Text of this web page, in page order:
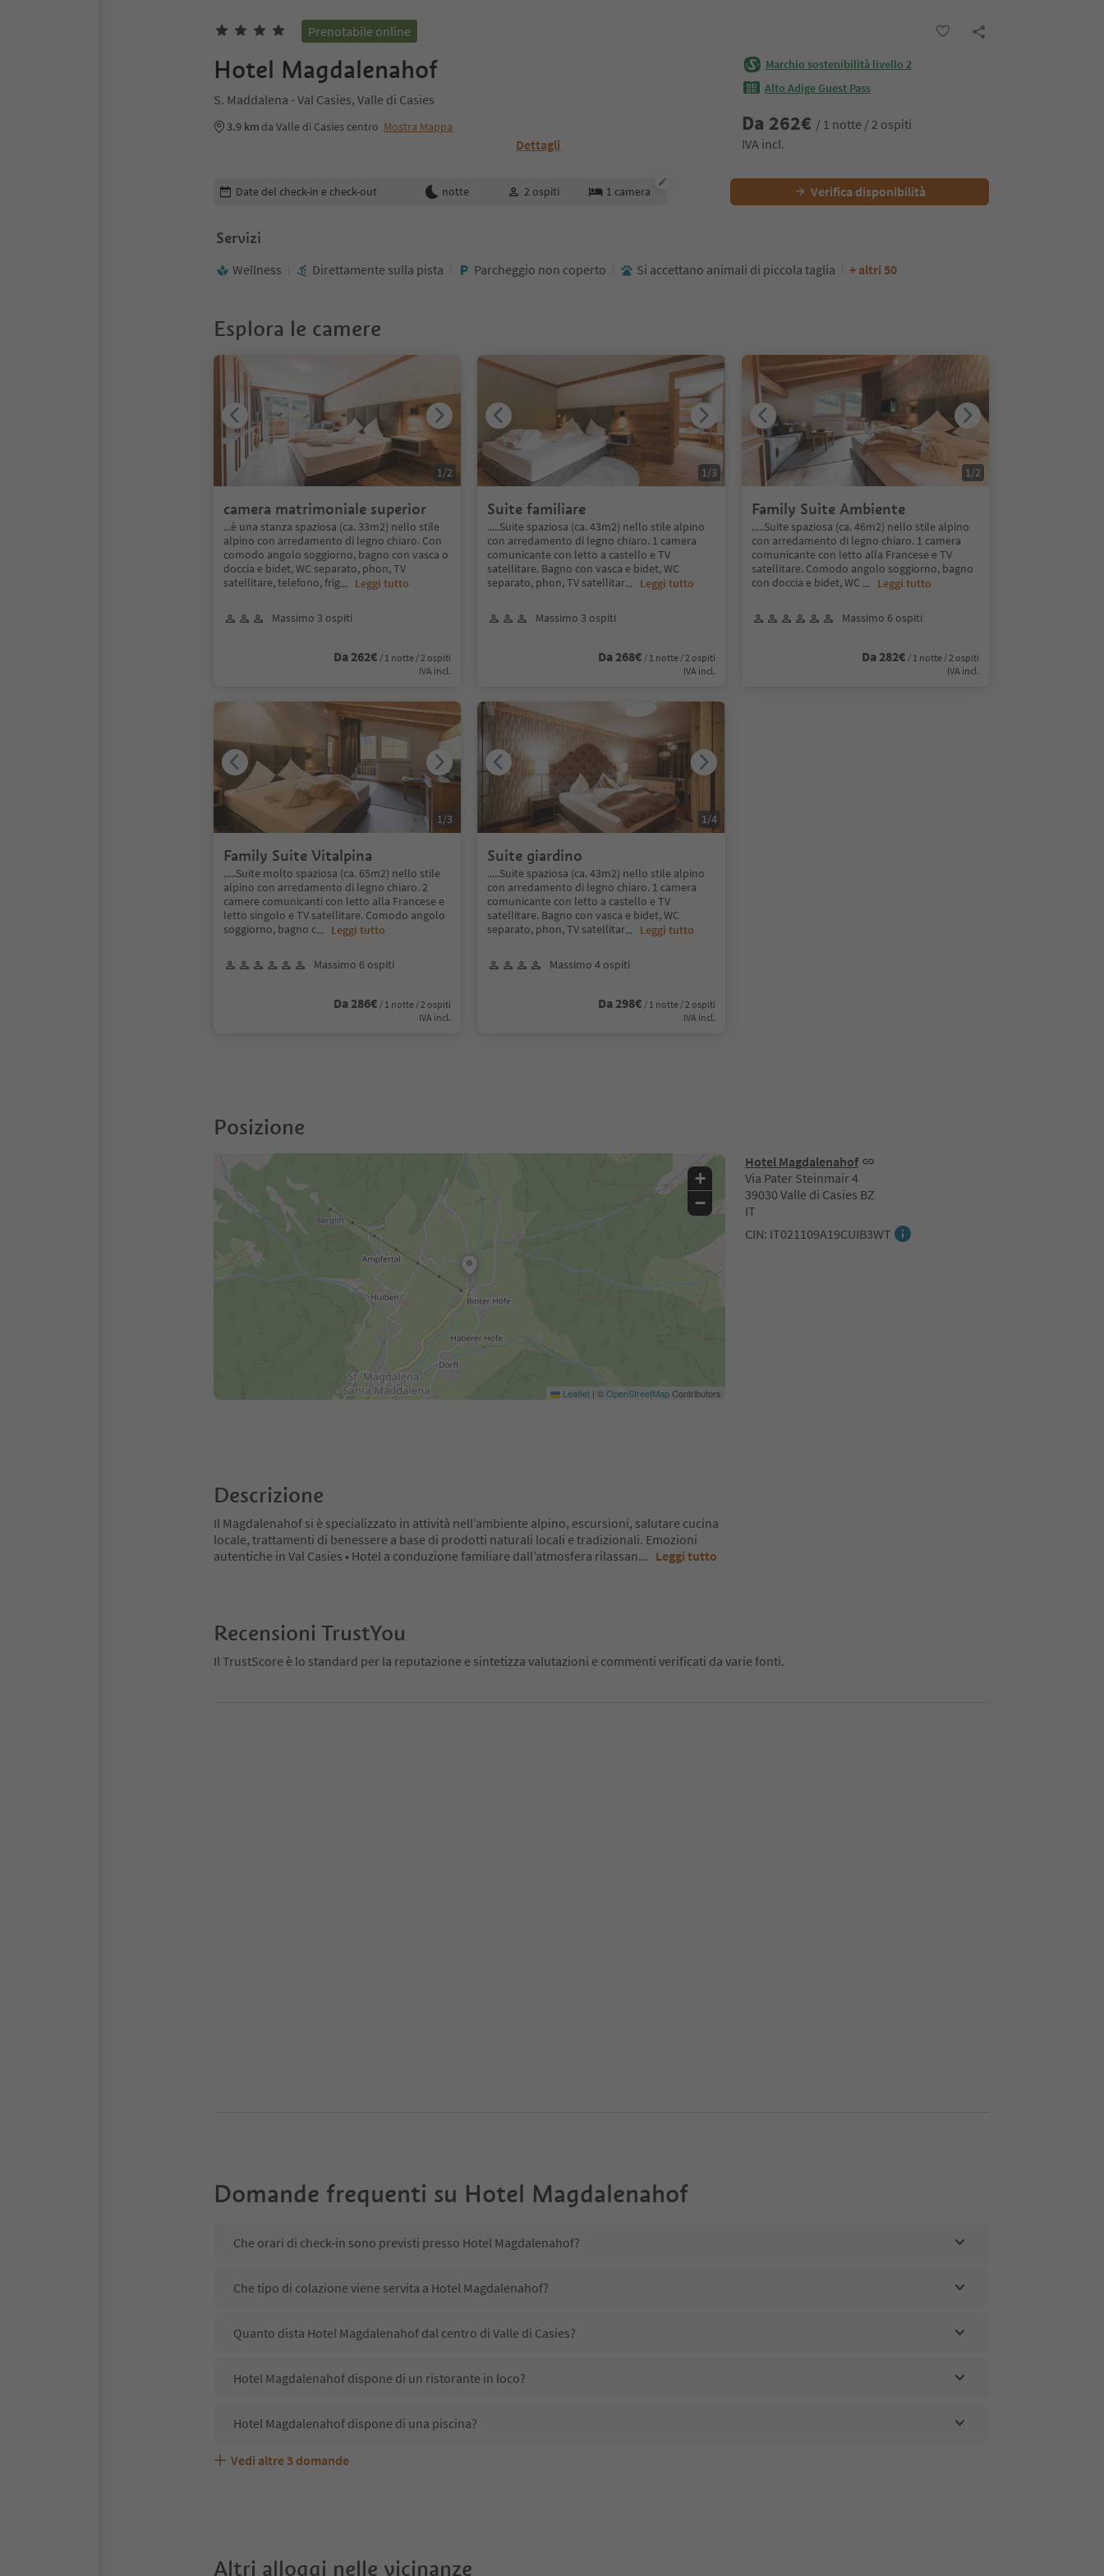
Prenotabile online
Hotel Magdalenahof
S. Maddalena - Val Casies, Valle di Casies
3.9 km da Valle di Casies centro Mostra Mappa
Dettagli
Marchio sostenibilità livello 2
Alto Adige Guest Pass
Da 262€ / 1 notte / 2 ospiti
IVA incl.
Modifica i dettagli della prenotazione
Date del check-in e check-out notte 2 ospiti 1 camera Verifica disponibilità
Servizi
Wellness Direttamente sulla pista Parcheggio non coperto Si accettano animali di piccola taglia + altri 50
Esplora le camere
camera matrimoniale superior
...è una stanza spaziosa (ca. 33m2) nello stile
alpino con arredamento di legno chiaro. Con
comodo angolo soggiorno, bagno con vasca o
doccia e bidet, WC separato, phon, TV
satellitare, telefono, frig... Leggi tutto
Massimo 3 ospiti
Da 262€ / 1 notte / 2 ospiti
IVA incl.
1/2
Suite familiare
.....Suite spaziosa (ca. 43m2) nello stile alpino
con arredamento di legno chiaro. 1 camera
comunicante con letto a castello e TV
satellitare. Bagno con vasca e bidet, WC
separato, phon, TV satellitar... Leggi tutto
Massimo 3 ospiti
Da 268€ / 1 notte / 2 ospiti
IVA incl.
1/3
Family Suite Ambiente
.....Suite spaziosa (ca. 46m2) nello stile alpino
con arredamento di legno chiaro. 1 camera
comunicante con letto alla Francese e TV
satellitare. Comodo angolo soggiorno, bagno
con doccia e bidet, WC ... Leggi tutto
Massimo 6 ospiti
Da 282€ / 1 notte / 2 ospiti
IVA incl.
1/2
Family Suite Vitalpina
.....Suite molto spaziosa (ca. 65m2) nello stile
alpino con arredamento di legno chiaro. 2
camere comunicanti con letto alla Francese e
letto singolo e TV satellitare. Comodo angolo
soggiorno, bagno c... Leggi tutto
Massimo 6 ospiti
Da 286€ / 1 notte / 2 ospiti
IVA incl.
1/3
Suite giardino
.....Suite spaziosa (ca. 43m2) nello stile alpino
con arredamento di legno chiaro. 1 camera
comunicante con letto a castello e TV
satellitare. Bagno con vasca e bidet, WC
separato, phon, TV satellitar... Leggi tutto
Massimo 4 ospiti
Da 298€ / 1 notte / 2 ospiti
IVA incl.
1/4
Posizione
Hotel Magdalenahof
Via Pater Steinmair 4
39030 Valle di Casies BZ
IT
CIN: IT021109A19CUIB3WT
+
−
Leaflet | ©OpenStreetMapContributors
Descrizione
Il Magdalenahof si è specializzato in attività nell’ambiente alpino, escursioni, salutare cucina
locale, trattamenti di benessere a base di prodotti naturali locali e tradizionali. Emozioni
autentiche in Val Casies • Hotel a conduzione familiare dall’atmosfera rilassan... Leggi tutto
Recensioni TrustYou
Il TrustScore è lo standard per la reputazione e sintetizza valutazioni e commenti verificati da varie fonti.
Domande frequenti su Hotel Magdalenahof
Che orari di check-in sono previsti presso Hotel Magdalenahof?
Che tipo di colazione viene servita a Hotel Magdalenahof?
Quanto dista Hotel Magdalenahof dal centro di Valle di Casies?
Hotel Magdalenahof dispone di un ristorante in loco?
Hotel Magdalenahof dispone di una piscina?
Hotel Magdalenahof accetta animali domestici?
Quali servizi/attività sono disponibili presso Hotel Magdalenahof?
Gli ospiti di Hotel Magdalenahof ricevono l'Alto Adige Guest Pass?
Vedi altre 3 domande
Altri alloggi nelle vicinanze